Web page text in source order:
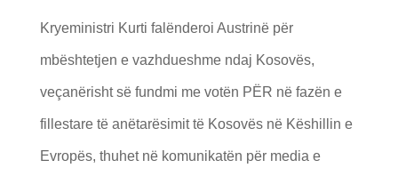
Kryeministri Kurti falënderoi Austrinë për
mbështetjen e vazhdueshme ndaj Kosovës,
veçanërisht së fundmi me votën PËR në fazën e
fillestare të anëtarësimit të Kosovës në Këshillin e
Evropës, thuhet në komunikatën për media e